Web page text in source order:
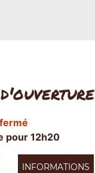
pour 12h20
INFORMATIONS